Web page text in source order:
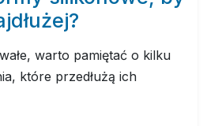
warto pamiętać o kilku
które przedłużą ich